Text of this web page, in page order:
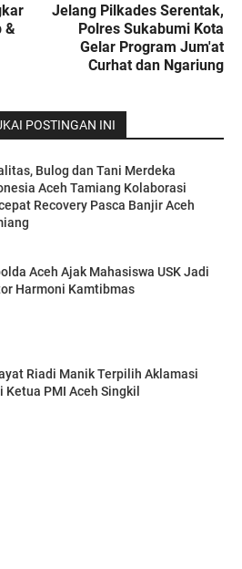
&
Jelang Pilkades Serentak,
Polres Sukabumi Kota
Gelar Program Jum'at
Curhat dan Ngariung
POSTINGAN INI
Bulog dan Tani Merdeka
Aceh Tamiang Kolaborasi
Recovery Pasca Banjir Aceh
Aceh Ajak Mahasiswa USK Jadi
Harmoni Kamtibmas
Riadi Manik Terpilih Aklamasi
Ketua PMI Aceh Singkil